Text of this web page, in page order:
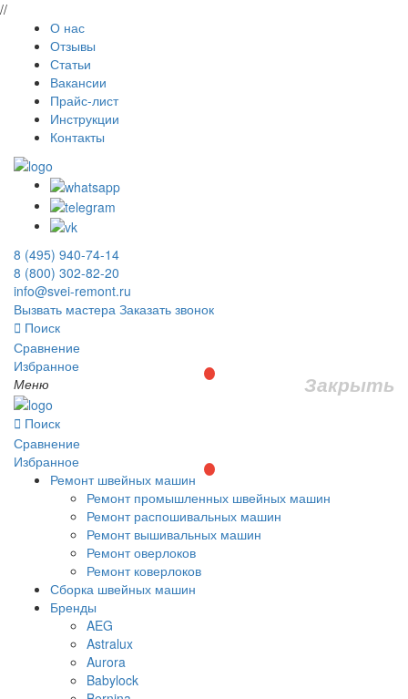
//
О нас
Отзывы
Статьи
Вакансии
Прайс-лист
Инструкции
Контакты
8 (495) 940-74-14
8 (800) 302-82-20
info@svei-remont.ru
Вызвать мастера Заказать звонок
Поиск
Сравнение
Избранное
Меню
Закрыть
Поиск
Сравнение
Избранное
Ремонт швейных машин
Ремонт промышленных швейных машин
Ремонт распошивальных машин
Ремонт вышивальных машин
Ремонт оверлоков
Ремонт коверлоков
Сборка швейных машин
Бренды
AEG
Astralux
Aurora
Babylock